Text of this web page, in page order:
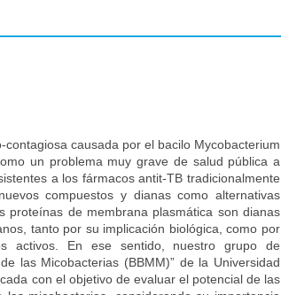
causada por el bacilo Mycobacterium
un problema muy grave de salud pública a
a los fármacos antit-TB tradicionalmente
compuestos y dianas como alternativas
proteínas de membrana plasmática son dianas
tanto por su implicación biológica, como por
activos. En ese sentido, nuestro grupo de
las Micobacterias (BBMM)” de la Universidad
con el objetivo de evaluar el potencial de las